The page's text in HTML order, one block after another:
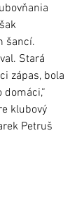
šancí.
Stará
zápas, bola
klubový
Petruš